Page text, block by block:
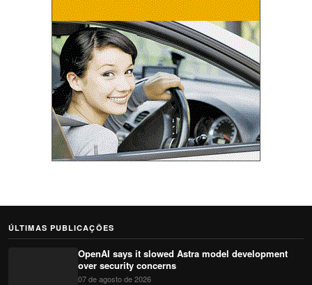
ÚLTIMAS PUBLICAÇÕES
OpenAI says it slowed Astra model development
over security concerns
07 de agosto de 2026